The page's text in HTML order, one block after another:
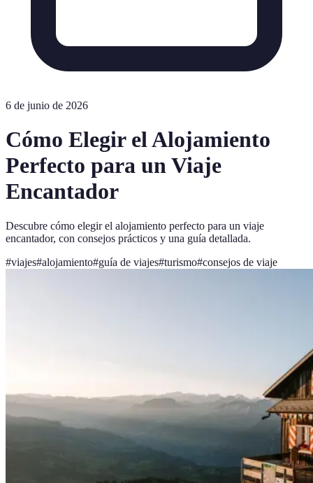
6 de junio de 2026
Cómo Elegir el Alojamiento
Perfecto para un Viaje
Encantador
Descubre cómo elegir el alojamiento perfecto para un viaje
encantador, con consejos prácticos y una guía detallada.
#viajes#alojamiento#guía de viajes#turismo#consejos de viaje